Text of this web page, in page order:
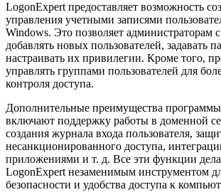
LogonExpert предоставляет возможность
управления учетными записями
Windows. Это позволяет администраторам
добавлять новых пользователей, задавать
настраивать их привилегии. Кроме того,
управлять группами пользователей для
контроля доступа.
Дополнительные преимущества
включают поддержку работы в доменной
создания журнала входа пользователя,
несанкционированного доступа,
приложениями и т. д. Все эти функции
LogonExpert незаменимым инструментом
безопасности и удобства доступа к